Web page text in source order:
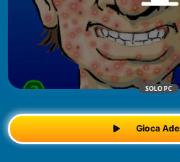
SOLO PC
Gioca